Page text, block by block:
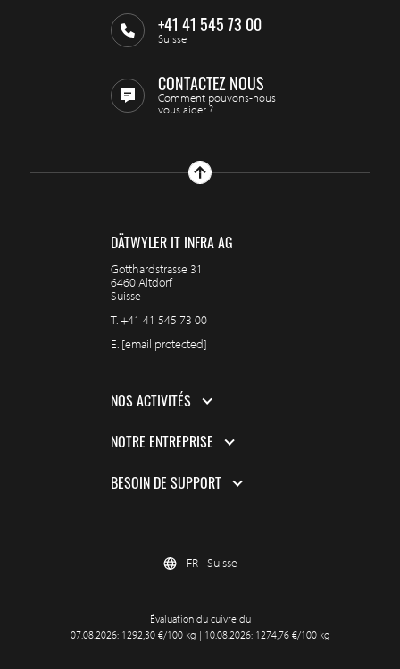
+41 41 545 73 00
Suisse
CONTACTEZ NOUS
Comment pouvons-nous
vous aider ?
DÄTWYLER IT INFRA AG
Gotthardstrasse 31
6460 Altdorf
Suisse
T.+41 41 545 73 00
E. [email protected]
NOS ACTIVITÉS
NOTRE ENTREPRISE
BESOIN DE SUPPORT
FR - Suisse
Évaluation du cuivre du
07.08.2026: 1292,30 €/100 kg | 10.08.2026: 1274,76 €/100 kg